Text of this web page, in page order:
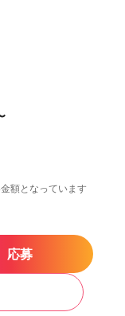
額となっています
応募